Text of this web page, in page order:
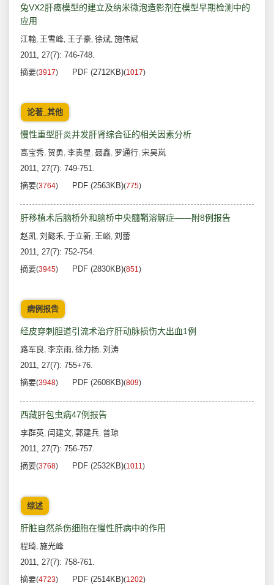
兔VX2肝癌模型的建立及纳米微泡造影剂在模型早期检测中的
应用
江翰, 王雪峰, 王子豪, 徐斌, 施伟斌
2011, 27(7): 746-748.
摘要(3917) PDF (2712KB)(1017)
论著_其他
慢性重型肝炎并发肝肾综合征的相关因素分析
高宝秀, 贺勇, 李贵星, 聂鑫, 罗通行, 宋昊岚
2011, 27(7): 749-751.
摘要(3764) PDF (2563KB)(775)
肝移植术后脑桥外和脑桥中央髓鞘溶解症——附8例报告
赵凯, 刘懿禾, 于立新, 王峪, 刘蕾
2011, 27(7): 752-754.
摘要(3945) PDF (2830KB)(851)
病例报告
经皮穿刺胆道引流术治疗肝动脉损伤大出血1例
路军良, 李京雨, 徐力扬, 刘涛
2011, 27(7): 755+76.
摘要(3948) PDF (2608KB)(809)
西藏肝包虫病47例报告
李群英, 闫建文, 郭建兵, 普琼
2011, 27(7): 756-757.
摘要(3768) PDF (2532KB)(1011)
综述
肝脏自然杀伤细胞在慢性肝病中的作用
程琦, 施光峰
2011, 27(7): 758-761.
摘要(4723) PDF (2514KB)(1202)